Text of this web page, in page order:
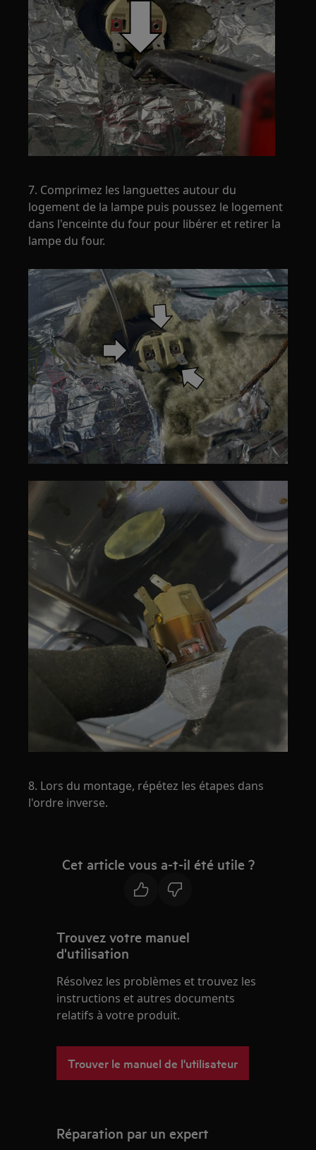
7. Comprimez les languettes autour du
logement de la lampe puis poussez le logement
dans l'enceinte du four pour libérer et retirer la
lampe du four.
8. Lors du montage, répétez les étapes dans
l'ordre inverse.
Cet article vous a-t-il été utile ?
Trouvez votre manuel
d'utilisation
Résolvez les problèmes et trouvez les
instructions et autres documents
relatifs à votre produit.
Trouver le manuel de l'utilisateur
Réparation par un expert